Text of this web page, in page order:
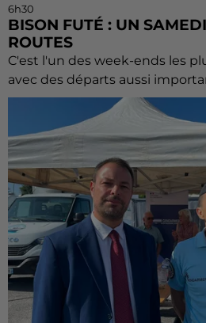
6h30
BISON FUTÉ : UN
ROUTES
C'est l'un des week-ends les
avec des départs aussi